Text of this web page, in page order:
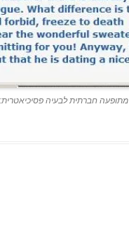
מתופעה חברתית לבעיה